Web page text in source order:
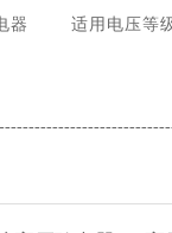
电器 适用电压等